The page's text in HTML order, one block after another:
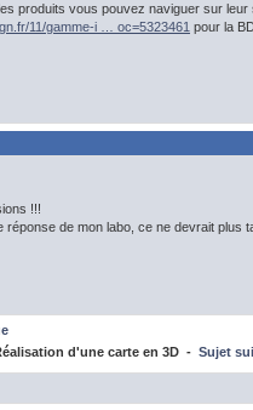
produits vous pouvez naviguer sur leur
11/gamme-i … oc=5323461 pour la BD
!!!
réponse de mon labo, ce ne devrait plus
d'une carte en 3D - Sujet